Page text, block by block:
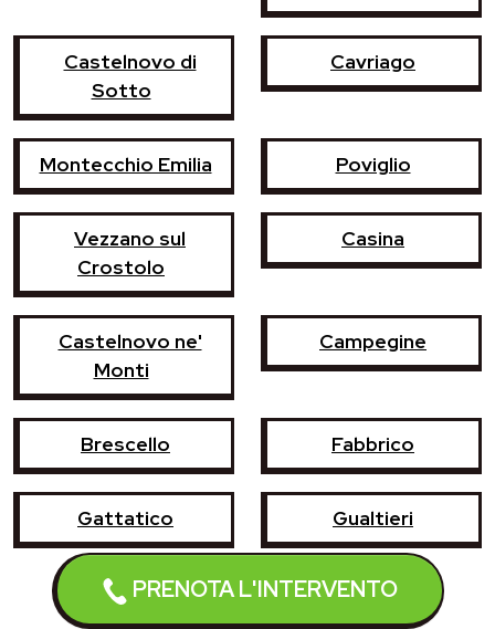
PRENOTA L'INTERVENTO
Castelnovo di
Sotto
Cavriago
Montecchio Emilia Poviglio
Vezzano sul
Crostolo
Casina
Castelnovo ne'
Monti
Campegine
Brescello Fabbrico
Gattatico Gualtieri
Luzzara Reggiolo